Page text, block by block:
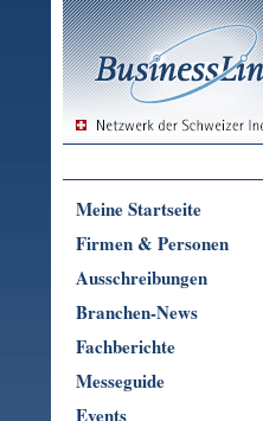
Meine Startseite
Firmen & Personen
Ausschreibungen
Branchen-News
Fachberichte
Messeguide
Events